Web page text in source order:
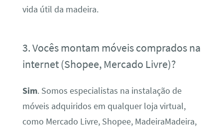
vida útil da madeira.
3. Vocês montam móveis comprados na
internet (Shopee, Mercado Livre)?
Sim. Somos especialistas na instalação de
móveis adquiridos em qualquer loja virtual,
como Mercado Livre, Shopee, MadeiraMadeira,